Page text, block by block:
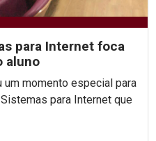
para Internet foca
aluno
momento especial para
para Internet que